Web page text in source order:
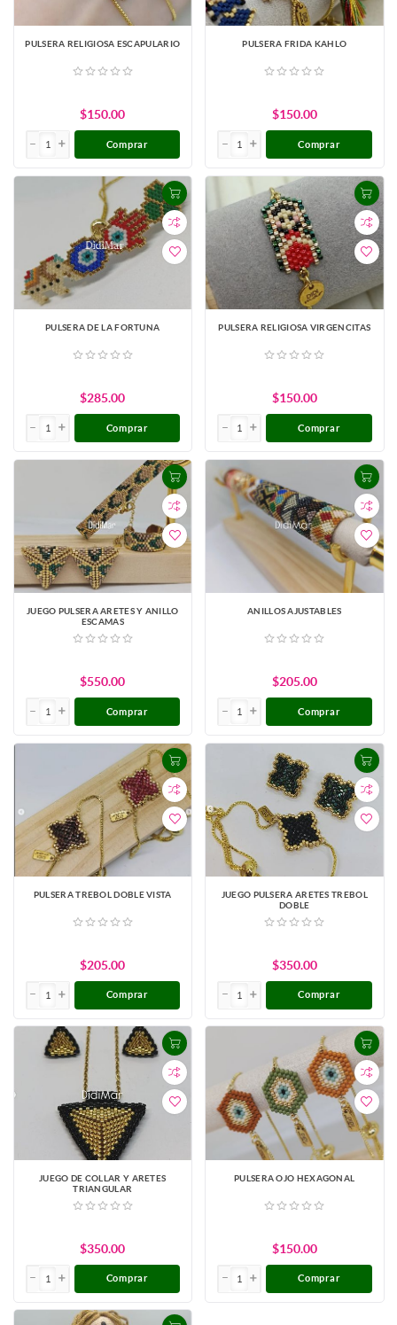
PULSERA RELIGIOSA ESCAPULARIO
$150.00
Comprar
PULSERA FRIDA KAHLO
$150.00
Comprar
PULSERA DE LA FORTUNA
$285.00
Comprar
PULSERA RELIGIOSA VIRGENCITAS
$150.00
Comprar
JUEGO PULSERA ARETES Y ANILLO
ESCAMAS
$550.00
Comprar
ANILLOS AJUSTABLES
$205.00
Comprar
PULSERA TREBOL DOBLE VISTA
$205.00
Comprar
JUEGO PULSERA ARETES TREBOL
DOBLE
$350.00
Comprar
JUEGO DE COLLAR Y ARETES
TRIANGULAR
$350.00
Comprar
PULSERA OJO HEXAGONAL
$150.00
Comprar